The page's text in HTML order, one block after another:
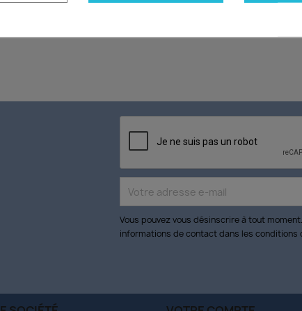
Vous pouvez vous désinscrire à tout
informations de contact dans les conditions